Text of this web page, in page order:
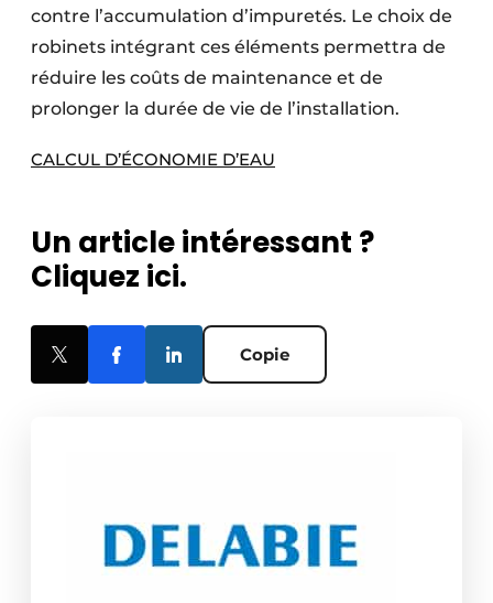
contre l’accumulation d’impuretés. Le choix de
robinets intégrant ces éléments permettra de
réduire les coûts de maintenance et de
prolonger la durée de vie de l’installation.
CALCUL D’ÉCONOMIE D’EAU
Un article intéressant ?
Cliquez ici.
Copie